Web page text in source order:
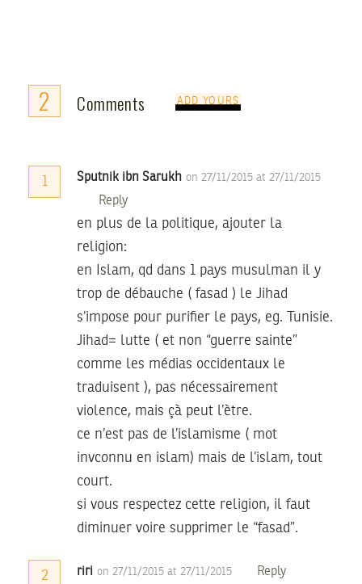
2 Comments ADD YOURS
1 Sputnik ibn Sarukh on 27/11/2015 at 27/11/2015
Reply
en plus de la politique, ajouter la
religion:
en Islam, qd dans 1 pays musulman il y
trop de débauche ( fasad ) le Jihad
s’impose pour purifier le pays, eg. Tunisie.
Jihad= lutte ( et non “guerre sainte”
comme les médias occidentaux le
traduisent ), pas nécessairement
violence, mais çà peut l’ètre.
ce n’est pas de l’islamisme ( mot
invconnu en islam) mais de l’islam, tout
court.
si vous respectez cette religion, il faut
diminuer voire supprimer le “fasad”.
2 riri on 27/11/2015 at 27/11/2015 Reply